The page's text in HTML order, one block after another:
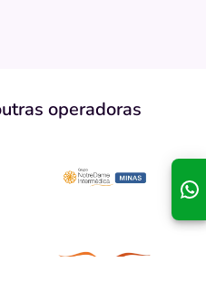
operadoras